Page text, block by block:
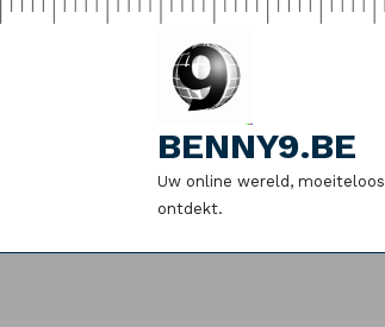
Naar
BENNY9.BE
Uw online wereld, moeiteloos
ontdekt.